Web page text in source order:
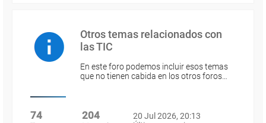
Otros temas relacionados con
las TIC
En este foro podemos incluir esos temas
que no tienen cabida en los otros foros…
74 204
20 Jul 2026, 20:13